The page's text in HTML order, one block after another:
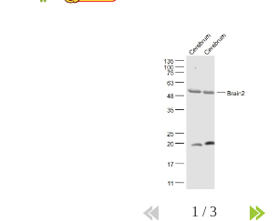
1 /3